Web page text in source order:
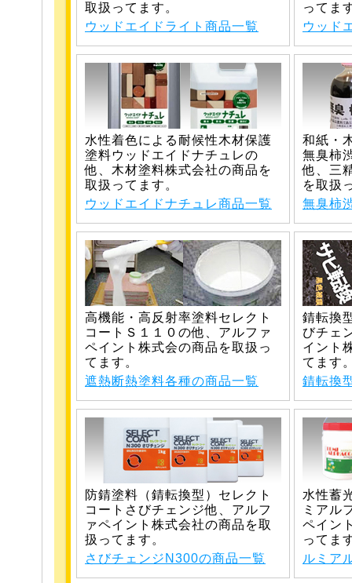
取扱ってます。
ウッドエイドライト商品一覧
ってま
ウッド
水性着色による耐候性木材保護
塗料ウッドエイドナチュレの
他、木材塗料株式会社の商品を
取扱ってます。
ウッドエイドナチュレ商品一覧
和紙・
無臭柿
他、三
を取扱
無臭柿
高機能・高反射率塗料セレクト
コートＳ１１０の他、アルファ
ペイント株式会の商品を取扱っ
てます。
遮熱断熱塗料各種の商品一覧
錆転換
びチェ
イント
てます
錆転換
防錆塗料（錆転換型）セレクト
コートさびチェンジ他、アルフ
ァペイント株式会社の商品を取
扱ってます。
さびチェンジN300の商品一覧
水性蓄
ミアル
ペイン
ってま
ルミア